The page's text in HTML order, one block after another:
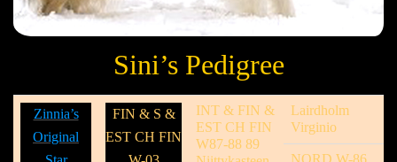
Sini’s Pedigree
Zinnia’s
Original
FIN & S &
EST CH FIN
INT & FIN &
EST CH FIN
W87-88 89
Lairdholm
Virginio